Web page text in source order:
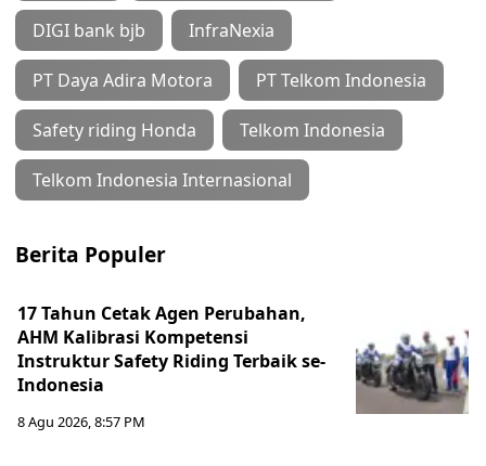
DIGI bank bjb InfraNexia
PT Daya Adira Motora PT Telkom Indonesia
Safety riding Honda Telkom Indonesia
Telkom Indonesia Internasional
Berita Populer
17 Tahun Cetak Agen Perubahan,
AHM Kalibrasi Kompetensi
Instruktur Safety Riding Terbaik se-
Indonesia
8 Agu 2026, 8:57 PM